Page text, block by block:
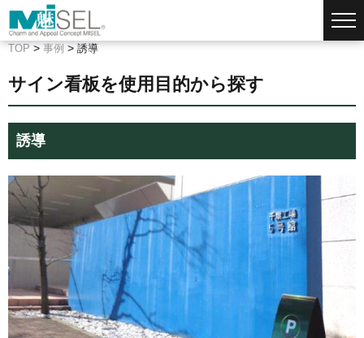
TOP>事例 >誘導
サイン看板を使用目的から探す
誘導